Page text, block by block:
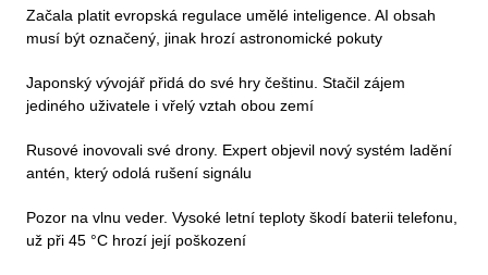
Začala platit evropská regulace umělé inteligence. AI obsah
musí být označený, jinak hrozí astronomické pokuty
Japonský vývojář přidá do své hry češtinu. Stačil zájem
jediného uživatele i vřelý vztah obou zemí
Rusové inovovali své drony. Expert objevil nový systém ladění
antén, který odolá rušení signálu
Pozor na vlnu veder. Vysoké letní teploty škodí baterii telefonu,
už při 45 °C hrozí její poškození